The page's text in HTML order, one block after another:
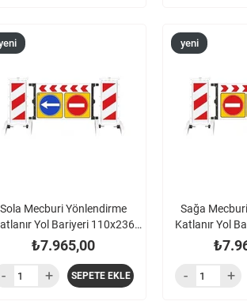
Sola Mecburi Yönlendirme
Yol Bariyeri 110x236
cm
₺7.965,00
SEPETE EKLE
Sağa
Katlanır Yol
yeni